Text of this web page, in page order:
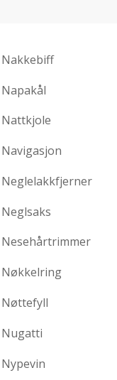
Nakkebiff
Napakål
Nattkjole
Navigasjon
Neglelakkfjerner
Neglsaks
Nesehårtrimmer
Nøkkelring
Nøttefyll
Nugatti
Nypevin